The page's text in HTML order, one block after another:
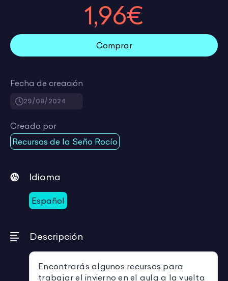
Fecha de creación
29/08/2024
Creado por
Recursos de la Seño Rocío
Idioma
Español
Descripción
Encontrarás algunos recursos para
trabajar el invierno en el aula a la vuelta
1,96€
Comprar